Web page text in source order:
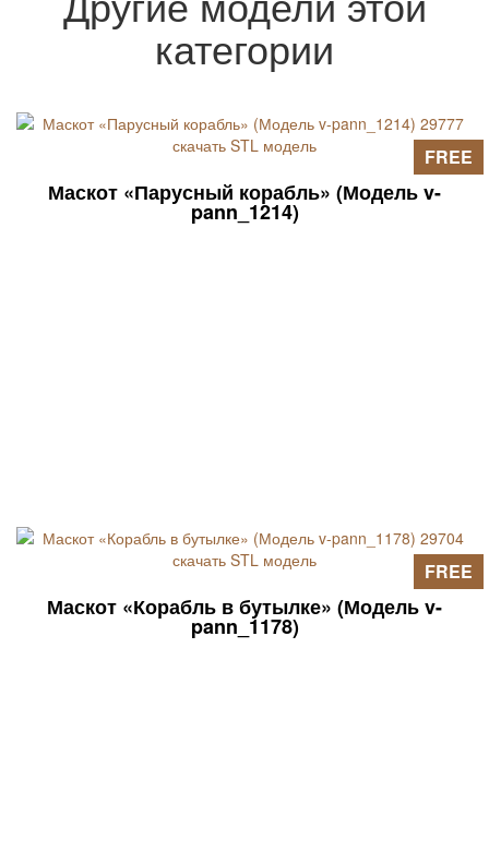
разработки объемных 3D-моделей
(данные ищите в статьях на страницах
категории
Маскот «Парусный корабль» (Модель v-
pann_1214)
FREE
Маскот «Корабль в бутылке» (Модель v-
pann_1178)
FREE